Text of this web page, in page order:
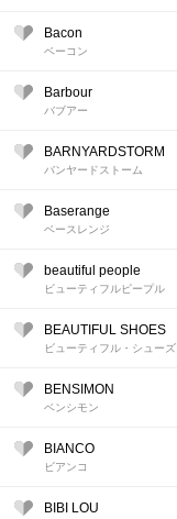
Bacon
ベーコン
Barbour
バブアー
BARNYARDSTORM
バンヤードストーム
Baserange
ベースレンジ
beautiful people
ビューティフルピープル
BEAUTIFUL SHOES
ビューティフル・シューズ
BENSIMON
ベンシモン
BIANCO
ビアンコ
BIBI LOU